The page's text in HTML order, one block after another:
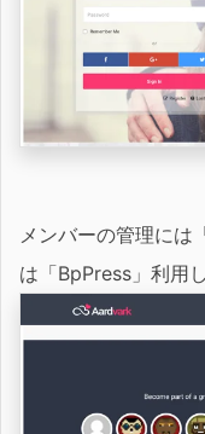
メンバーの管理には
は「BpPress」利用し